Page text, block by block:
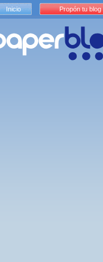
Inicio Propón tu blog